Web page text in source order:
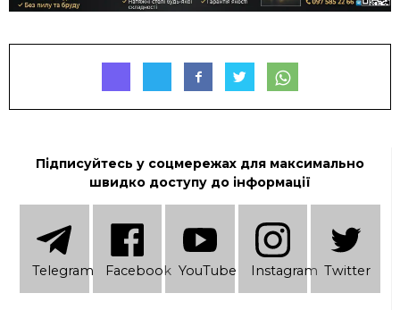
Підписуйтесь у соцмережах для максимально
швидко доступу до інформації
Telеgram Facebook YouTube Instagram Twitter